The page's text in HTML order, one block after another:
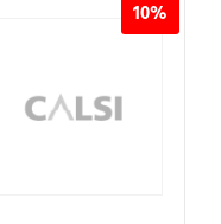
10%